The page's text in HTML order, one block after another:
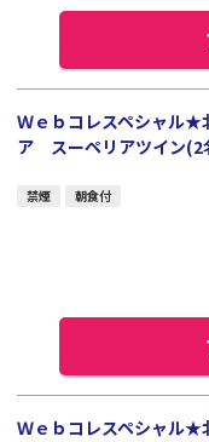
Ｗｅｂコレスペシャル
ア スーペリアツイン(2
禁煙 朝食付
Ｗｅｂコレスペシャル